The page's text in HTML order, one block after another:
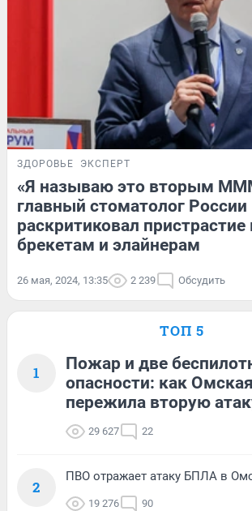
ЗДОРОВЬЕ ЭКСПЕРТ
«Я называю это вторым
главный стоматолог России
раскритиковал пристрастие
брекетам и элайнерам
26 мая, 2024, 13:35 2 239 Обсудить
ТОП 5
1
Пожар и две
опасности: как
пережила вторую
29 627 22
2
ПВО отражает атаку БПЛА в
19 276 90